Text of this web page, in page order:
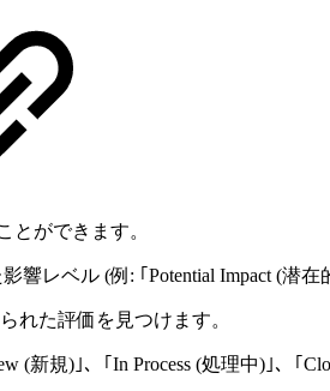
とができます。
響レベル (例: ｢Potential Impact (潜
れた評価を見つけます。
(新規)｣、｢In Process (処理中)｣、｢